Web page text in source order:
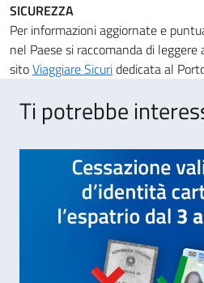
SICUREZZA
Per informazioni aggiornate e
nel Paese si raccomanda di
sitoViaggiare Sicuridedicata al
Ti potrebbe